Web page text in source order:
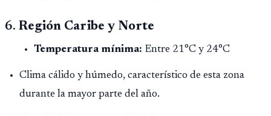
6. Región Caribe y Norte
Temperatura mínima: Entre 21°C y 24°C
Clima cálido y húmedo, característico de esta zona
durante la mayor parte del año.